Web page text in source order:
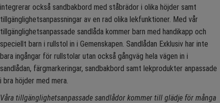
integrerar också sandbakbord med ståbrädor i olika höjder samt
tillgänglighetsanpassningar av en rad olika lekfunktioner. Med vår
tillgänglighetsanpassade sandlåda kommer barn med handikapp och
speciellt barn i rullstol in i Gemenskapen. Sandlådan Exklusiv har inte
bara ingångar för rullstolar utan också gångväg hela vägen in i
sandlådan, färgmarkeringar, sandbakbord samt lekprodukter anpassade
i bra höjder med mera.
Våra tillgänglighetsanpassade sandlådor kommer till glädje för många